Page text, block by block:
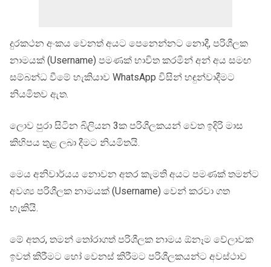
දුරකථන අංකය වෙනත් අයට පෙනෙන්නට නොදී, පරිශීලක
නාමයක් (Username) පමණක් භාවිත කරමින් අන් අය සමඟ
සම්බන්ධ වීමේ හැකියාව WhatsApp විසින් හඳුන්වාදීමට
නියමිතව ඇත.
ලොව පුරා සිටින බිලියන 3ක පරිශීලකයන් වෙත ඉදිරි මාස
කිහිපය තුළ ලබා දීමට නියමිතයි.
මෙය අනිවාර්යය නොවන අතර කැමති අයට පමණක් තමන්ට
අවශ්‍ය පරිශීලක නාමයක් (Username) වෙන් කරවා ගත
හැකියි.
මේ අතර, තමන් තෝරාගත් පරිශීලක නාමය ඕනෑම වේලාවක
ඉවත් කිරීමට හෝ වෙනස් කිරීමට පරිශීලකයන්ට අවස්ථාව